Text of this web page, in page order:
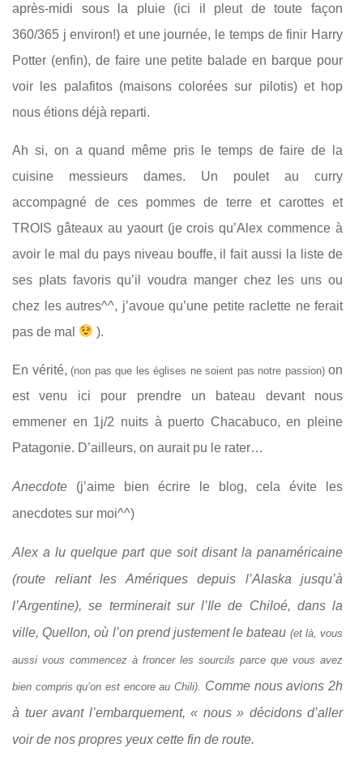
après-midi sous la pluie (ici il pleut de toute façon
360/365 j environ!) et une journée, le temps de finir Harry
Potter (enfin), de faire une petite balade en barque pour
voir les palafitos (maisons colorées sur pilotis) et hop
nous étions déjà reparti.
Ah si, on a quand même pris le temps de faire de la
cuisine messieurs dames. Un poulet au curry
accompagné de ces pommes de terre et carottes et
TROIS gâteaux au yaourt (je crois qu’Alex commence à
avoir le mal du pays niveau bouffe, il fait aussi la liste de
ses plats favoris qu’il voudra manger chez les uns ou
chez les autres^^, j’avoue qu’une petite raclette ne ferait
pas de mal
).
En vérité, (non pas que les églises ne soient pas notre passion)on
est venu ici pour prendre un bateau devant nous
emmener en 1j/2 nuits à puerto Chacabuco, en pleine
Patagonie. D’ailleurs, on aurait pu le rater…
Anecdote (j’aime bien écrire le blog, cela évite les
anecdotes sur moi^^)
Alex a lu quelque part que soit disant la panaméricaine
(route reliant les Amériques depuis l’Alaska jusqu’à
l’Argentine), se terminerait sur l’Ile de Chiloé, dans la
ville, Quellon, où l’on prend justement le bateau (et là, vous
aussi vous commencez à froncer les sourcils parce que vous avez
bien compris qu’on est encore au Chili).
Comme nous avions 2h
à tuer avant l’embarquement, « nous » décidons d’aller
voir de nos propres yeux cette fin de route.